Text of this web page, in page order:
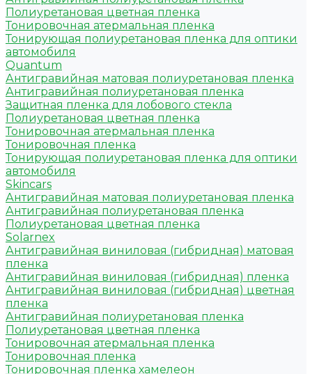
Полиуретановая цветная пленка
Тонировочная атермальная пленка
Тонирующая полиуретановая пленка для оптики
автомобиля
Quantum
Антигравийная матовая полиуретановая пленка
Антигравийная полиуретановая пленка
Защитная пленка для лобового стекла
Полиуретановая цветная пленка
Тонировочная атермальная пленка
Тонировочная пленка
Тонирующая полиуретановая пленка для оптики
автомобиля
Skincars
Антигравийная матовая полиуретановая пленка
Антигравийная полиуретановая пленка
Полиуретановая цветная пленка
Solarnex
Антигравийная виниловая (гибридная) матовая
пленка
Антигравийная виниловая (гибридная) пленка
Антигравийная виниловая (гибридная) цветная
пленка
Антигравийная полиуретановая пленка
Полиуретановая цветная пленка
Тонировочная атермальная пленка
Тонировочная пленка
Тонировочная пленка хамелеон